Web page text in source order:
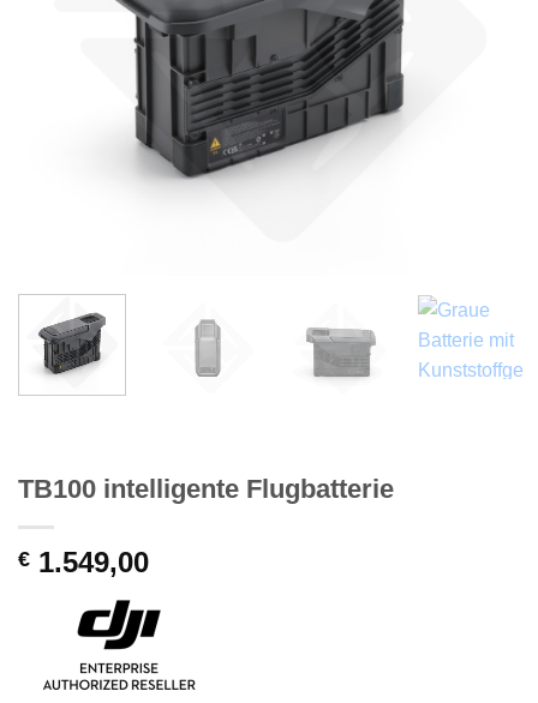
TB100 intelligente Flugbatterie
€ 1.549,00